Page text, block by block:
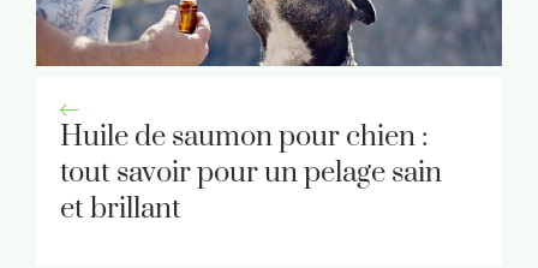
Huile de saumon pour chien :
tout savoir pour un pelage sain
et brillant